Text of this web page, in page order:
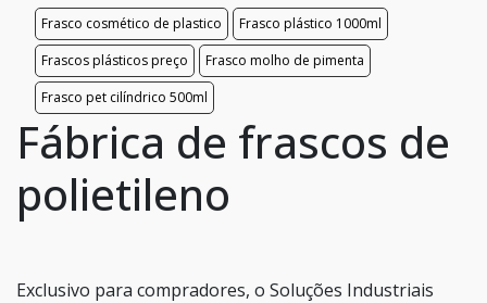
Frasco cosmético de plastico
Frasco plástico 1000ml
Frascos plásticos preço
Frasco molho de pimenta
Frasco pet cilíndrico 500ml
Fábrica de frascos de
polietileno
Exclusivo para compradores, o Soluções Industriais